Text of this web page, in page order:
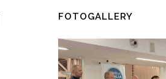
FOTOGALLERY